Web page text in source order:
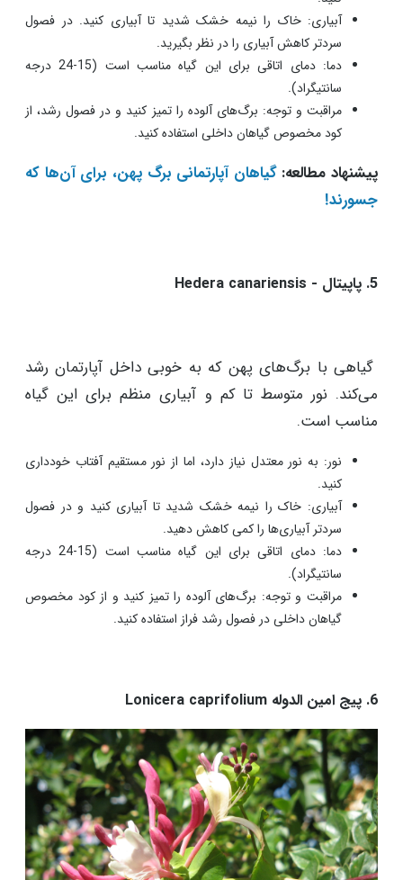
آبیاری: خاک را نیمه خشک شدید تا آبیاری کنید. در فصول
سردتر کاهش آبیاری را در نظر بگیرید.
دما: دمای اتاقی برای این گیاه مناسب است (15-24 درجه
سانتیگراد).
مراقبت و توجه: برگ‌های آلوده را تمیز کنید و در فصول رشد، از
کود مخصوص گیاهان داخلی استفاده کنید.
پیشنهاد مطالعه:گیاهان آپارتمانی برگ پهن، برای آن‌ها که
جسورند!
گیاهی با برگ‌های پهن که به خوبی داخل آپارتمان رشد
می‌کند. نور متوسط تا کم و آبیاری منظم برای این گیاه
مناسب است.
نور: به نور معتدل نیاز دارد، اما از نور مستقیم آفتاب خودداری
کنید.
آبیاری: خاک را نیمه خشک شدید تا آبیاری کنید و در فصول
سردتر آبیاری‌ها را کمی کاهش دهید.
دما: دمای اتاقی برای این گیاه مناسب است (15-24 درجه
سانتیگراد).
مراقبت و توجه: برگ‌های آلوده را تمیز کنید و از کود مخصوص
گیاهان داخلی در فصول رشد فراز استفاده کنید.